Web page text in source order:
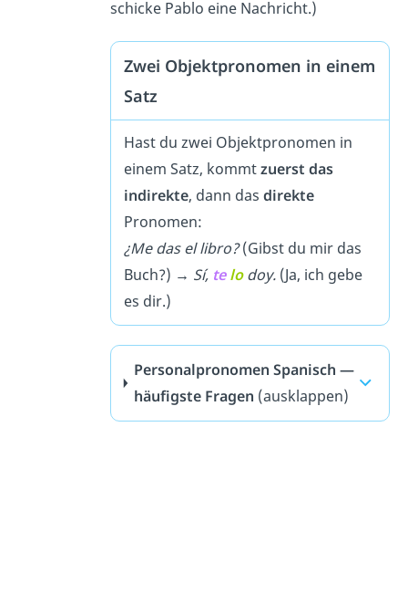
schicke Pablo eine Nachricht.)
Zwei Objektpronomen in einem
Satz
Hast du zwei Objektpronomen in
einem Satz, kommtzuerst das
indirekte, dann das direkte
Pronomen:
¿Me das el libro?(Gibst du mir das
Buch?) → Sí, te lodoy.(Ja, ich gebe
es dir.)
Personalpronomen Spanisch —
häufigste Fragen (ausklappen)